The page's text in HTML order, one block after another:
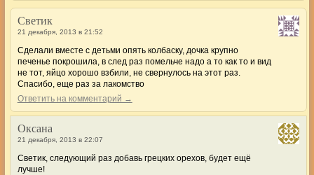
Светик
21 декабря, 2013 в 21:52
Сделали вместе с детьми опять колбаску, дочка крупно
печенье покрошила, в след раз помельче надо а то как то и вид
не тот, яйцо хорошо взбили, не свернулось на этот раз.
Спасибо, еще раз за лакомство
Ответить на комментарий →
Оксана
21 декабря, 2013 в 22:07
Светик, следующий раз добавь грецких орехов, будет ещё
лучше!